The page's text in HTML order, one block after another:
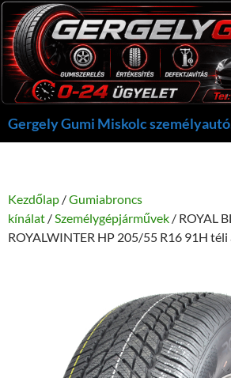
Kilépés
a
tartalomba
Kezdőlap /Gumiabroncs
kínálat /Személygépjárművek / ROYAL
ROYALWINTER HP 205/55 R16 91H téli